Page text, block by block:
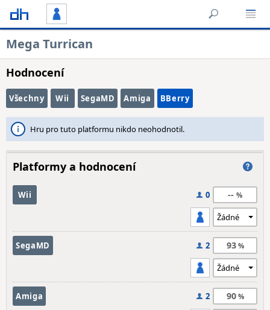
Mega Turrican
Hodnocení
Všechny Wii SegaMD Amiga BBerry
Hru pro tuto platformu nikdo neohodnotil.
Platformy a hodnocení
Wii 0 --
SegaMD 2 93
Amiga 2 90